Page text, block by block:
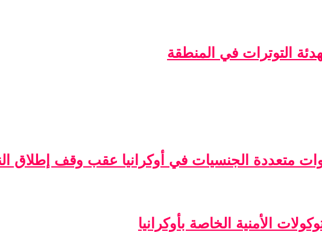
التوترات في المنطقة
متعددة الجنسيات في أوكرانيا عقب وقف إطلاق
الأمنية الخاصة بأوكرانيا